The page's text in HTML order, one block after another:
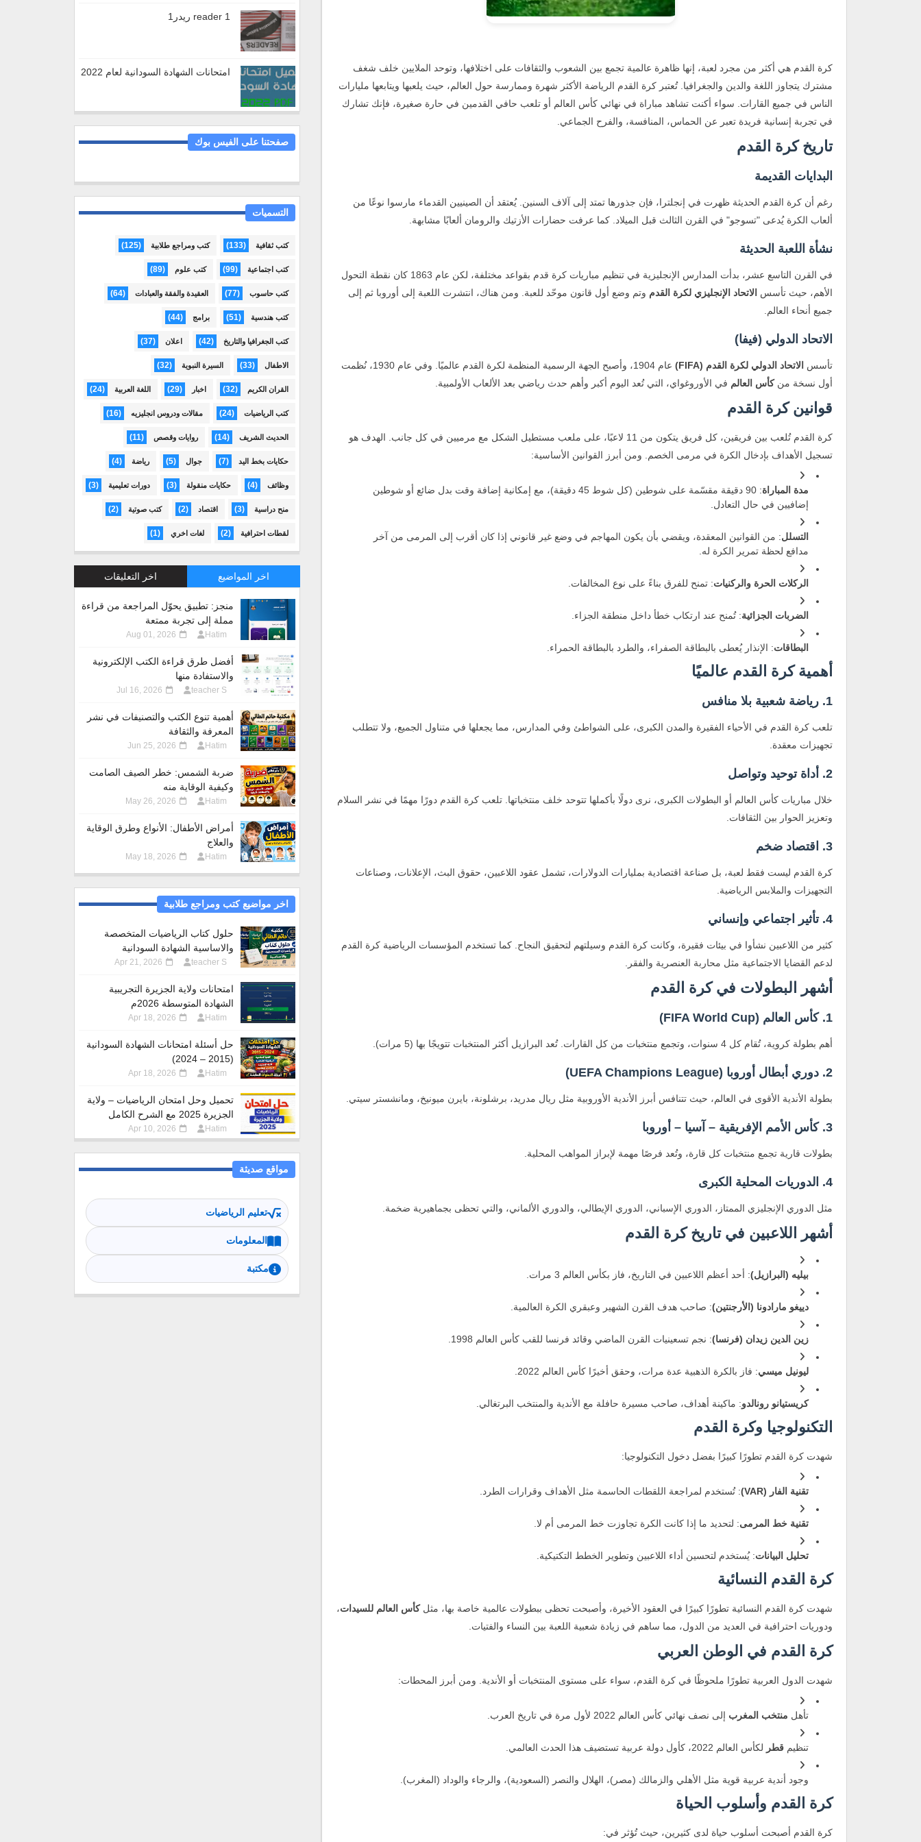
كرة القدم هي أكثر من مجرد لعبة، إنها ظاهرة عالمية تجمع بين الشعوب والثقافات على اختلافها، وتوحد الملايين خلف شغف
مشترك يتجاوز اللغة والدين والجغرافيا. تُعتبر كرة القدم الرياضة الأكثر شهرة وممارسة حول العالم، حيث يلعبها ويتابعها مليارات
الناس في جميع القارات. سواء أكنت تشاهد مباراة في نهائي كأس العالم أو تلعب حافي القدمين في حارة صغيرة، فإنك تشارك
في تجربة إنسانية فريدة تعبر عن الحماس، المنافسة، والفرح الجماعي.
تاريخ كرة القدم
البدايات القديمة
رغم أن كرة القدم الحديثة ظهرت في إنجلترا، فإن جذورها تمتد إلى آلاف السنين. يُعتقد أن الصينيين القدماء مارسوا نوعًا من
ألعاب الكرة يُدعى "تسوجو" في القرن الثالث قبل الميلاد. كما عرفت حضارات الأزتيك والرومان ألعابًا مشابهة.
نشأة اللعبة الحديثة
في القرن التاسع عشر، بدأت المدارس الإنجليزية في تنظيم مباريات كرة قدم بقواعد مختلفة، لكن عام 1863 كان نقطة التحول
الأهم، حيث تأسس الاتحاد الإنجليزي لكرة القدم وتم وضع أول قانون موحّد للعبة. ومن هناك، انتشرت اللعبة إلى أوروبا ثم إلى
جميع أنحاء العالم.
الاتحاد الدولي (فيفا)
تأسس الاتحاد الدولي لكرة القدم (FIFA)
عام 1904، وأصبح الجهة الرسمية المنظمة لكرة القدم عالميًا. وفي عام 1930، نُظمت
أول نسخة منكأس العالم في الأوروغواي، التي تُعد اليوم أكبر وأهم حدث رياضي بعد الألعاب الأولمبية.
قوانين كرة القدم
كرة القدم تُلعب بين فريقين، كل فريق يتكون من 11 لاعبًا، على ملعب مستطيل الشكل مع مرميين في كل جانب. الهدف هو
تسجيل الأهداف بإدخال الكرة في مرمى الخصم. ومن أبرز القوانين الأساسية:
مدة المباراة
: 90 دقيقة مقسّمة على شوطين (كل شوط 45 دقيقة)، مع إمكانية إضافة وقت بدل ضائع أو شوطين
إضافيين في حال التعادل.
التسلل: من القوانين المعقدة، ويقضي بأن يكون المهاجم في وضع غير قانوني إذا كان أقرب إلى المرمى من آخر
مدافع لحظة تمرير الكرة له.
الركلات الحرة والركنيات: تمنح للفرق بناءً على نوع المخالفات.
الضربات الجزائية: تُمنح عند ارتكاب خطأ داخل منطقة الجزاء.
البطاقات: الإنذار يُعطى بالبطاقة الصفراء، والطرد بالبطاقة الحمراء.
أهمية كرة القدم عالميًا
1. رياضة شعبية بلا منافس
تلعب كرة القدم في الأحياء الفقيرة والمدن الكبرى، على الشواطئ وفي المدارس، مما يجعلها في متناول الجميع، ولا تتطلب
تجهيزات معقدة.
2. أداة توحيد وتواصل
خلال مباريات كأس العالم أو البطولات الكبرى، نرى دولًا بأكملها تتوحد خلف منتخباتها. تلعب كرة القدم دورًا مهمًا في نشر السلام
وتعزيز الحوار بين الثقافات.
3. اقتصاد ضخم
كرة القدم ليست فقط لعبة، بل صناعة اقتصادية بمليارات الدولارات، تشمل عقود اللاعبين، حقوق البث، الإعلانات، وصناعات
التجهيزات والملابس الرياضية.
4. تأثير اجتماعي وإنساني
كثير من اللاعبين نشأوا في بيئات فقيرة، وكانت كرة القدم وسيلتهم لتحقيق النجاح. كما تستخدم المؤسسات الرياضية كرة القدم
لدعم القضايا الاجتماعية مثل محاربة العنصرية والفقر.
أشهر البطولات في كرة القدم
1. كأس العالم (FIFA World Cup)
أهم بطولة كروية، تُقام كل 4 سنوات، وتجمع منتخبات من كل القارات. تُعد البرازيل أكثر المنتخبات تتويجًا بها (5 مرات).
2. دوري أبطال أوروبا (UEFA Champions League)
بطولة الأندية الأقوى في العالم، حيث تتنافس أبرز الأندية الأوروبية مثل ريال مدريد، برشلونة، بايرن ميونيخ، ومانشستر سيتي.
3. كأس الأمم الإفريقية – آسيا – أوروبا
بطولات قارية تجمع منتخبات كل قارة، وتُعد فرصًا مهمة لإبراز المواهب المحلية.
4. الدوريات المحلية الكبرى
مثل الدوري الإنجليزي الممتاز، الدوري الإسباني، الدوري الإيطالي، والدوري الألماني، والتي تحظى بجماهيرية ضخمة.
أشهر اللاعبين في تاريخ كرة القدم
بيليه (البرازيل): أحد أعظم اللاعبين في التاريخ، فاز بكأس العالم 3 مرات.
دييغو مارادونا (الأرجنتين): صاحب هدف القرن الشهير وعبقري الكرة العالمية.
زين الدين زيدان (فرنسا): نجم تسعينيات القرن الماضي وقائد فرنسا للقب كأس العالم 1998.
ليونيل ميسي: فاز بالكرة الذهبية عدة مرات، وحقق أخيرًا كأس العالم 2022.
كريستيانو رونالدو: ماكينة أهداف، صاحب مسيرة حافلة مع الأندية والمنتخب البرتغالي.
التكنولوجيا وكرة القدم
شهدت كرة القدم تطورًا كبيرًا بفضل دخول التكنولوجيا:
تقنية الفار (VAR) : تُستخدم لمراجعة اللقطات الحاسمة مثل الأهداف وقرارات الطرد.
تقنية خط المرمى: لتحديد ما إذا كانت الكرة تجاوزت خط المرمى أم لا.
تحليل البيانات: يُستخدم لتحسين أداء اللاعبين وتطوير الخطط التكتيكية.
كرة القدم النسائية
شهدت كرة القدم النسائية تطورًا كبيرًا في العقود الأخيرة، وأصبحت تحظى ببطولات عالمية خاصة بها، مثلكأس العالم للسيدات،
ودوريات احترافية في العديد من الدول، مما ساهم في زيادة شعبية اللعبة بين النساء والفتيات.
كرة القدم في الوطن العربي
شهدت الدول العربية تطورًا ملحوظًا في كرة القدم، سواء على مستوى المنتخبات أو الأندية. ومن أبرز المحطات:
تأهل منتخب المغرب إلى نصف نهائي كأس العالم 2022 لأول مرة في تاريخ العرب.
تنظيم قطر لكأس العالم 2022، كأول دولة عربية تستضيف هذا الحدث العالمي.
وجود أندية عربية قوية مثل الأهلي والزمالك (مصر)، الهلال والنصر (السعودية)، والرجاء والوداد (المغرب).
كرة القدم وأسلوب الحياة
كرة القدم أصبحت أسلوب حياة لدى كثيرين، حيث تُؤثر في:
reader 1 ريدر1
امتحانات الشهادة السودانية لعام 2022
صفحتنا على الفيس بوك
التسميات
كتب ثقافية (133) كتب ومراجع طلابية (125)
كتب اجتماعية (99) كتب علوم (89)
كتب حاسوب (77) العقيدة والفقة والعبادات (64)
كتب هندسية (51) برامج (44)
كتب الجغرافيا والتاريخ (42) اعلان (37)
الاطفال (33) السيرة النبوية (32)
القران الكريم (32) اخبار (29) اللغة العربية (24)
كتب الرياضيات (24) مقالات ودروس انجليزيه (16)
الحديث الشريف (14) روايات وقصص (11)
حكايات بخط اليد (7) جوال (5) رياضة (4)
وظائف (4) حكايات منقولة (3) دورات تعليمية (3)
منح دراسية (3) اقتصاد (2) كتب صوتية (2)
لقطات احترافية (2) لغات اخري (1)
اخر المواضيع اخر التعليقات
منجز: تطبيق يحوّل المراجعة من قراءة
مملة إلى تجربة ممتعة
Hatim
Aug 01, 2026
أفضل طرق قراءة الكتب الإلكترونية
والاستفادة منها
teacher S
Jul 16, 2026
أهمية تنوع الكتب والتصنيفات في نشر
المعرفة والثقافة
Hatim
Jun 25, 2026
ضربة الشمس: خطر الصيف الصامت
وكيفية الوقاية منه
Hatim
May 26, 2026
أمراض الأطفال: الأنواع وطرق الوقاية
والعلاج
Hatim
May 18, 2026
اخر مواضيع كتب ومراجع طلابية
حلول كتاب الرياضيات المتخصصة
والاساسية الشهادة السودانية
teacher S
Apr 21, 2026
امتحانات ولاية الجزيرة التجريبية
الشهادة المتوسطة 2026م
Hatim
Apr 18, 2026
حل أسئلة امتحانات الشهادة السودانية
(2015 – 2024)
Hatim
Apr 18, 2026
تحميل وحل امتحان الرياضيات – ولاية
الجزيرة 2025 مع الشرح الكامل
Hatim
Apr 10, 2026
مواقع صديثة
تعليم الرياضيات
المعلومات
مكتبة